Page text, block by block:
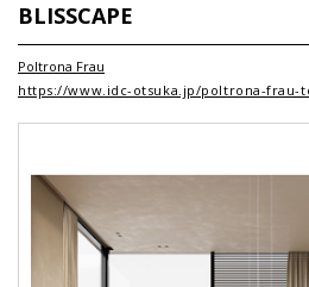
BLISSCAPE
Poltrona Frau
https://www.idc-otsuka.jp/poltrona-frau-